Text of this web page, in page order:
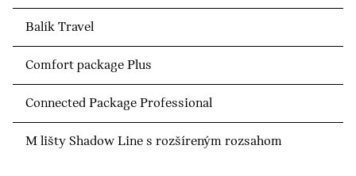
Balík Travel
Comfort package Plus
Connected Package Professional
M lišty Shadow Line s rozšíreným rozsahom